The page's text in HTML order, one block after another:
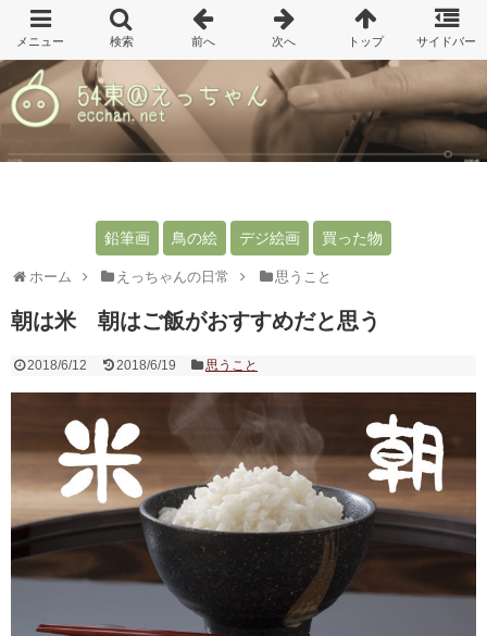
鉛筆画 鳥の絵 デジ絵画 買った物
ホーム えっちゃんの日常 思うこと
朝は米 朝はご飯がおすすめだと思う
2018/6/12 2018/6/19 思うこと